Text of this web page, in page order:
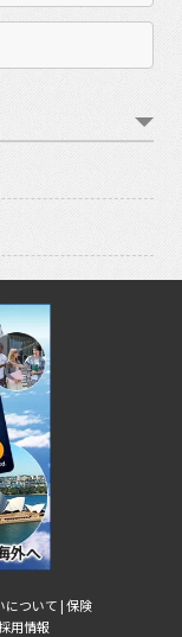
について |保険
用情報